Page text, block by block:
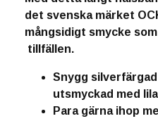
det svenska märket
mångsidigt smycke
tillfällen.
Snygg
utsmyckad med
Para gärna ihop